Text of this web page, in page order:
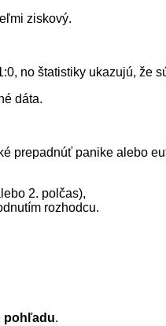
ziskový.
no štatistiky ukazujú,
dáta.
prepadnúť panike alebo
2. polčas),
rozhodcu.
pohľadu.